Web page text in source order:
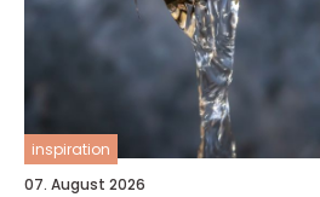
inspiration
07. August 2026